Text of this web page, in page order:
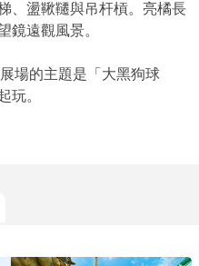
、盪鞦韆與吊杆槓。亮橘長
鏡遠觀風景。
場的主題是「大黑狗球
玩。